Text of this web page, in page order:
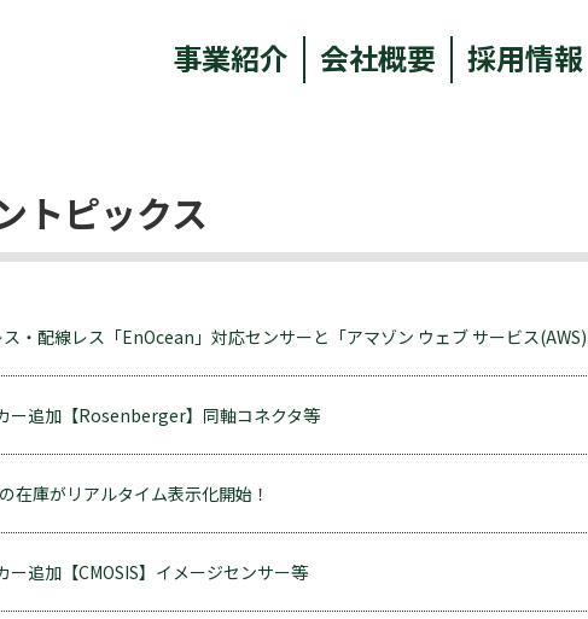
事業紹介 会社概要 採用情報
トピックス
・配線レス「EnOcean」対応センサーと「アマゾン ウェブ サービス
ー追加【Rosenberger】同軸コネクタ等
在庫がリアルタイム表示化開始！
ー追加【CMOSIS】イメージセンサー等